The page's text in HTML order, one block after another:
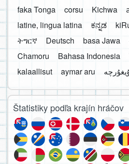
faka Tonga
corsu Kichwa
latine, lingua latina
ಕನ್ನಡ
ትግርኛ
Deutsch basa Jawa
Chamoru
Bahasa Indonesia
kalaallisut
aymar aru
Štatistiky podľa krajín hráčov